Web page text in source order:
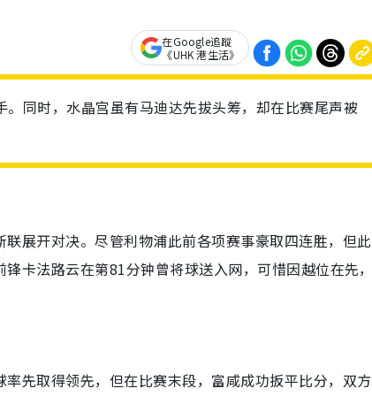
在Google追蹤
《UHK 港生活》
同时，水晶宫虽有马迪达先拔头筹，却在比赛尾声被
展开对决。尽管利物浦此前各项赛事豪取四连胜，但此
卡法路云在第81分钟曾将球送入网，可惜因越位在先，
先取得领先，但在比赛末段，富咸成功扳平比分，双方